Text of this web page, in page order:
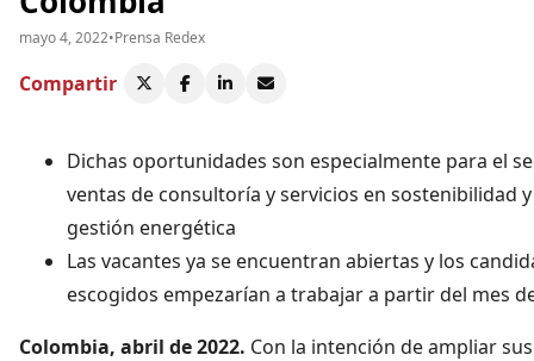
mayo 4, 2022•Prensa Redex
Compartir
Dichas oportunidades son especialmente para el
ventas de consultoría y servicios en sostenibilidad y
gestión energética
Las vacantes ya se encuentran abiertas y los
escogidos empezarían a trabajar a partir del mes
Colombia, abril de 2022. Con la intención de ampliar sus